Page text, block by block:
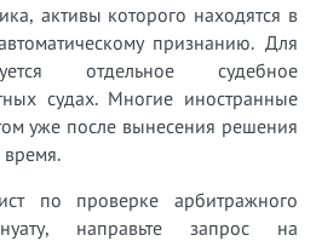
активы которого находятся в
признанию. Для
отдельное судебное
судах. Многие иностранные
уже после вынесения решения
время.
по проверке арбитражного
направьте запрос на